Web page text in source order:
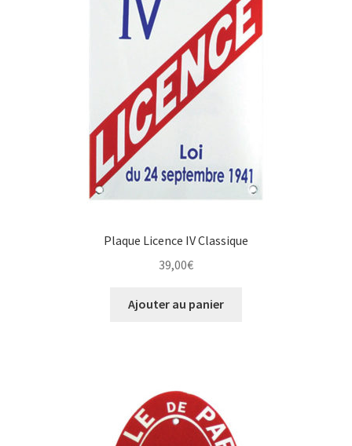
Plaque Licence IV Classique
39,00€
Ajouter au panier